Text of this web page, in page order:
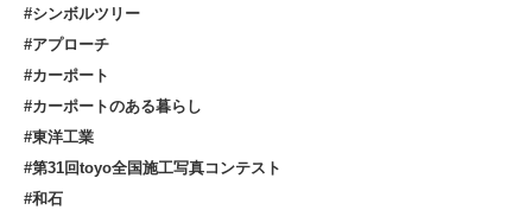
#シンボルツリー
#アプローチ
#カーポート
#カーポートのある暮らし
#東洋工業
#第31回toyo全国施工写真コンテスト
#和石